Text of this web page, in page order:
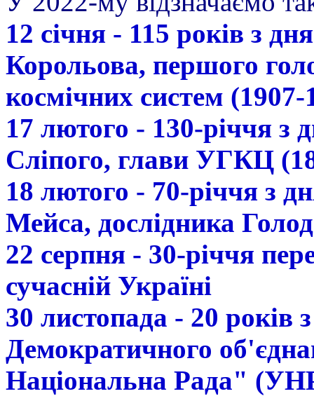
12 січня - 115 років з
Корольова, першого
космічних систем (1907-
17 лютого - 130-річчя з
Сліпого, глави УГКЦ
18 лютого - 70-річчя з
Мейса, дослідника
22 серпня - 30-річчя
сучасній Україні
30 листопада - 20 років
Демократичного
Національна Рада"